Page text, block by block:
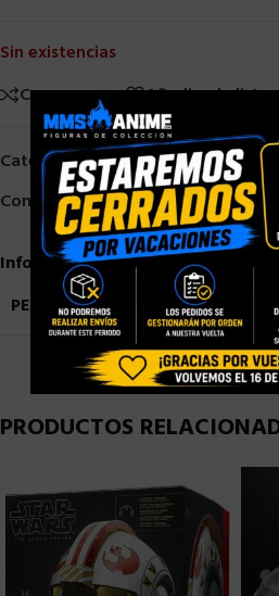
Sin existencias
Comparar
Añadir a la lista
Categorías:HASBRO,HASBRO
Compartir:
Información adicional
PESO
PRODUCTOS